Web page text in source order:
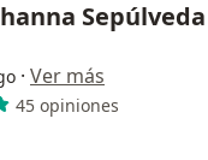
Sepúlveda
· Ver más
45 opiniones